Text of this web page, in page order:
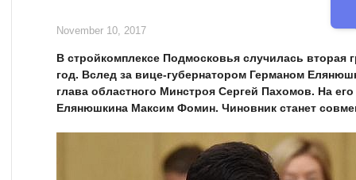
November 10, 2017
В стройкомплексе Подмосковья случилась вторая
год. Вслед за вице-губернатором Германом
глава областного Минстроя Сергей Пахомов. На
Елянюшкина Максим Фомин. Чиновник станет